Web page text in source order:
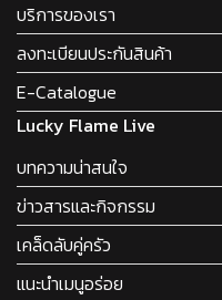
บริการของเรา
ลงทะเบียนประกันสินค้า
E-Catalogue
Lucky Flame Live
บทความน่าสนใจ
ข่าวสารและกิจกรรม
เคล็ดลับคู่ครัว
แนะนำเมนูอร่อย